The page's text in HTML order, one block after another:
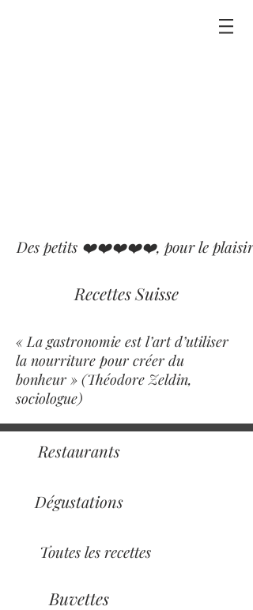
Des petits ❤️❤️❤️❤️❤️, pour le plaisir
Recettes Suisse
« La gastronomie est l’art d’utiliser
la nourriture pour créer du
bonheur » (Théodore Zeldin,
sociologue)
Restaurants
Dégustations
Toutes les recettes
Buvettes